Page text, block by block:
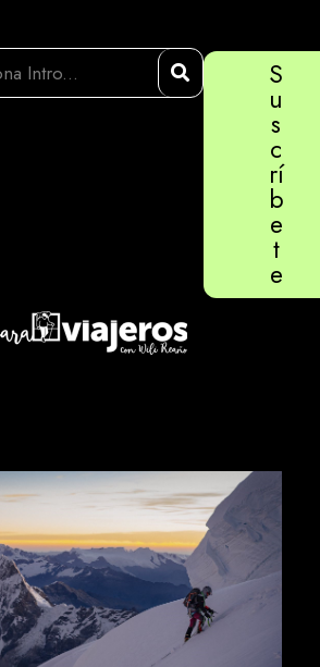
S
u
s
c
rí
b
e
t
e